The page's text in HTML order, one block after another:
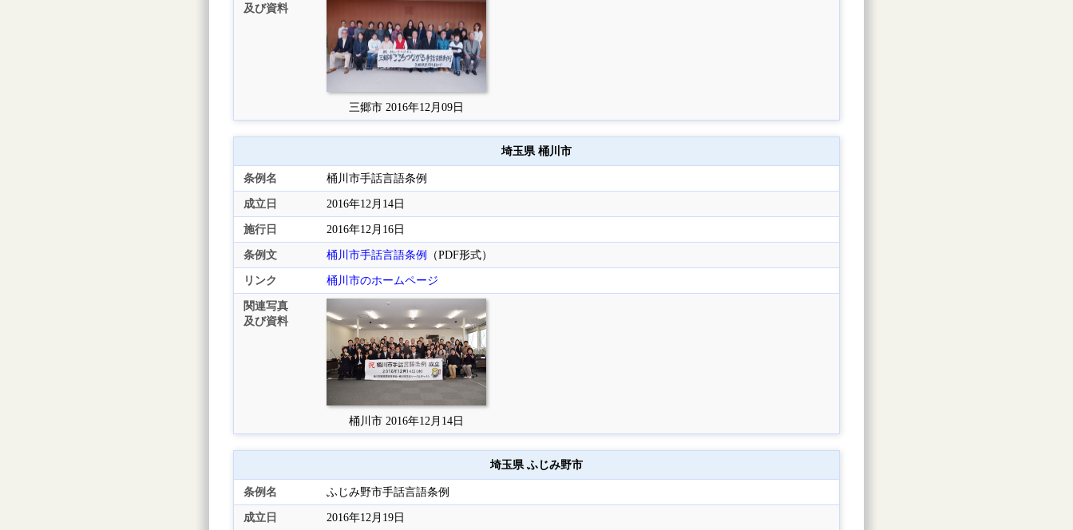
及び資料
三郷市 2016年12月09日
埼玉県 桶川市
条例名 桶川市手話言語条例
成立日 2016年12月14日
施行日 2016年12月16日
条例文 桶川市手話言語条例 （PDF形式）
リンク 桶川市のホームページ
関連写真
及び資料
桶川市 2016年12月14日
埼玉県 ふじみ野市
条例名 ふじみ野市手話言語条例
成立日 2016年12月19日